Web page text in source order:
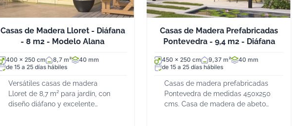
Casas de Madera Lloret - Diáfana
- 8 m2 - Modelo Alana
400 x 250 cm 8,7 m²
40 mm
de 15 a 25 días hábiles
Versátiles casas de madera
Lloret de 8,7 m² para jardín, con
diseño diáfano y excelente
Casas de Madera Prefabricadas
Pontevedra - 9,4 m2 - Diáfana
450 x 250 cm 9,37 m²
40 mm
de 15 a 25 días hábiles
Casas de madera prefabricadas
Pontevedra de medidas 450x250
cms. Casa de madera de abeto